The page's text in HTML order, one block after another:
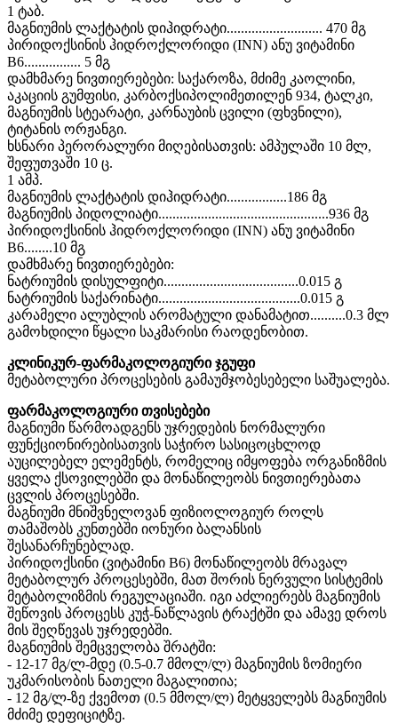
1 ტაბ.
მაგნიუმის ლაქტატის დიჰიდრატი........................... 470 მგ
პირიდოქსინის ჰიდროქლორიდი (INN) ანუ ვიტამინი
B6................ 5 მგ
დამხმარე ნივთიერებები: საქაროზა, მძიმე კაოლინი,
აკაციის გუმფისი, კარბოქსიპოლიმეთილენ 934, ტალკი,
მაგნიუმის სტეარატი, კარნაუბის ცვილი (ფხვნილი),
ტიტანის ორჟანგი.
ხსნარი პერორალური მიღებისათვის: ამპულაში 10 მლ,
შეფუთვაში 10 ც.
1 ამპ.
მაგნიუმის ლაქტატის დიჰიდრატი.................186 მგ
მაგნიუმის პიდოლიატი................................................936 მგ
პირიდოქსინის ჰიდროქლორიდი (INN) ანუ ვიტამინი
B6........10 მგ
დამხმარე ნივთიერებები:
ნატრიუმის დისულფიტი......................................0.015 გ
ნატრიუმის საქარინატი........................................0.015 გ
კარამელი ალუბლის არომატული დანამატით..........0.3 მლ
გამოხდილი წყალი საკმარისი რაოდენობით.
კლინიკურ-ფარმაკოლოგიური ჯგუფი
მეტაბოლური პროცესების გამაუმჯობესებელი საშუალება.
ფარმაკოლოგიური თვისებები
მაგნიუმი წარმოადგენს უჯრედების ნორმალური
ფუნქციონირებისათვის საჭირო სასიცოცხლოდ
აუცილებელ ელემენტს, რომელიც იმყოფება ორგანიზმის
ყველა ქსოვილებში და მონაწილეობს ნივთიერებათა
ცვლის პროცესებში.
მაგნიუმი მნიშვნელოვან ფიზიოლოგიურ როლს
თამაშობს კუნთებში იონური ბალანსის
შესანარჩუნებლად.
პირიდოქსინი (ვიტამინი B6) მონაწილეობს მრავალ
მეტაბოლურ პროცესებში, მათ შორის ნერვული სისტემის
მეტაბოლიზმის რეგულაციაში. იგი აძლიერებს მაგნიუმის
შეწოვის პროცესს კუჭ-ნაწლავის ტრაქტში და ამავე დროს
მის შეღწევას უჯრედებში.
მაგნიუმის შემცველობა შრატში:
- 12-17 მგ/ლ-მდე (0.5-0.7 მმოლ/ლ) მაგნიუმის ზომიერი
უკმარისობის ნათელი მაგალითია;
- 12 მგ/ლ-ზე ქვემოთ (0.5 მმოლ/ლ) მეტყველებს მაგნიუმის
მძიმე დეფიციტზე.